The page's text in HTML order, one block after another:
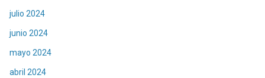
julio 2024
junio 2024
mayo 2024
abril 2024